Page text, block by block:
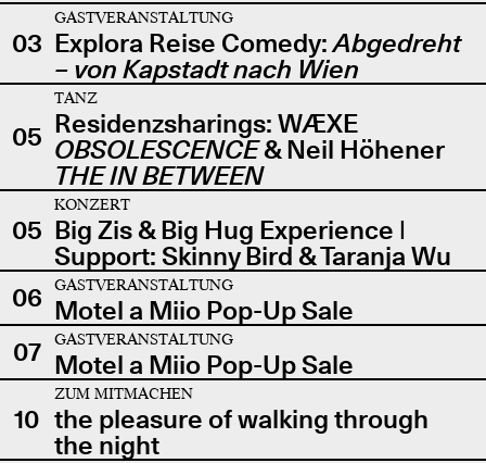
03
GASTVERANSTALTUNG
Explora Reise Comedy:Abgedreht
– von Kapstadt nach Wien
05
TANZ
Residenzsharings: WÆXE
OBSOLESCENCE& Neil Höhener
THE IN BETWEEN
05
KONZERT
Big Zis & Big Hug Experience |
Support: Skinny Bird & Taranja Wu
06
GASTVERANSTALTUNG
Motel a Miio Pop-Up Sale
07
GASTVERANSTALTUNG
Motel a Miio Pop-Up Sale
10
ZUM MITMACHEN
the pleasure of walking through
the night